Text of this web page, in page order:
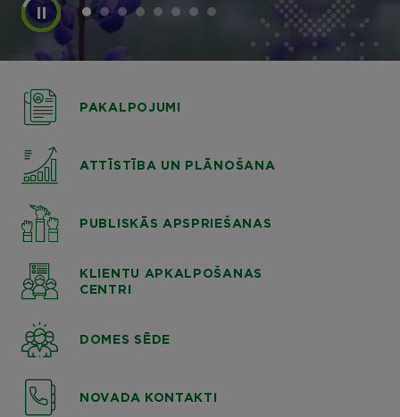
PAKALPOJUMI
ATTĪSTĪBA UN PLĀNOŠANA
PUBLISKĀS APSPRIEŠANAS
KLIENTU APKALPOŠANAS
CENTRI
DOMES SĒDE
NOVADA KONTAKTI